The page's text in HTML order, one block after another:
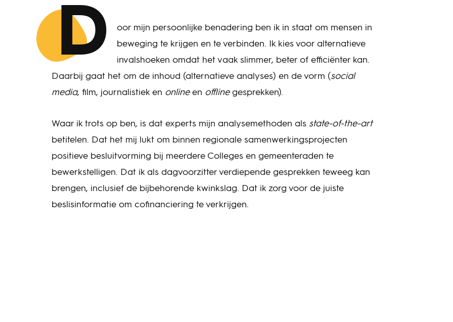
D
oor mijn persoonlijke benadering ben ik in staat om mensen in
beweging te krijgen en te verbinden. Ik kies voor alternatieve
invalshoeken omdat het vaak slimmer, beter of efficiënter kan.
Daarbij gaat het om de inhoud (alternatieve analyses) en de vorm (social
media, film, journalistiek en onlineen offlinegesprekken).
Waar ik trots op ben, is dat experts mijn analysemethoden als state-of-the-art
betitelen. Dat het mij lukt om binnen regionale samenwerkingsprojecten
positieve besluitvorming bij meerdere Colleges en gemeenteraden te
bewerkstelligen. Dat ik als dagvoorzitter verdiepende gesprekken teweeg kan
brengen, inclusief de bijbehorende kwinkslag. Dat ik zorg voor de juiste
beslisinformatie om cofinanciering te verkrijgen.